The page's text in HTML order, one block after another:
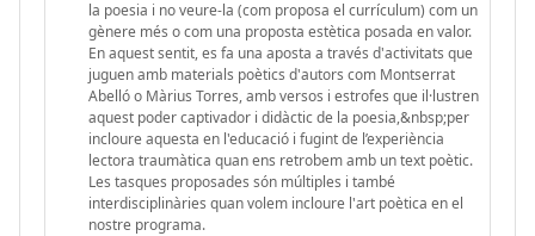
la poesia i no veure-la (com proposa el currículum) com un
gènere més o com una proposta estètica posada en valor.
En aquest sentit, es fa una aposta a través d'activitats que
juguen amb materials poètics d'autors com Montserrat
Abelló o Màrius Torres, amb versos i estrofes que il·lustren
aquest poder captivador i didàctic de la poesia,&nbsp;per
incloure aquesta en l'educació i fugint de l’experiència
lectora traumàtica quan ens retrobem amb un text poètic.
Les tasques proposades són múltiples i també
interdisciplinàries quan volem incloure l'art poètica en el
nostre programa.